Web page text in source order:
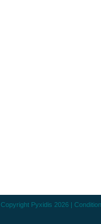
Copyright Pyxidis 2026 |